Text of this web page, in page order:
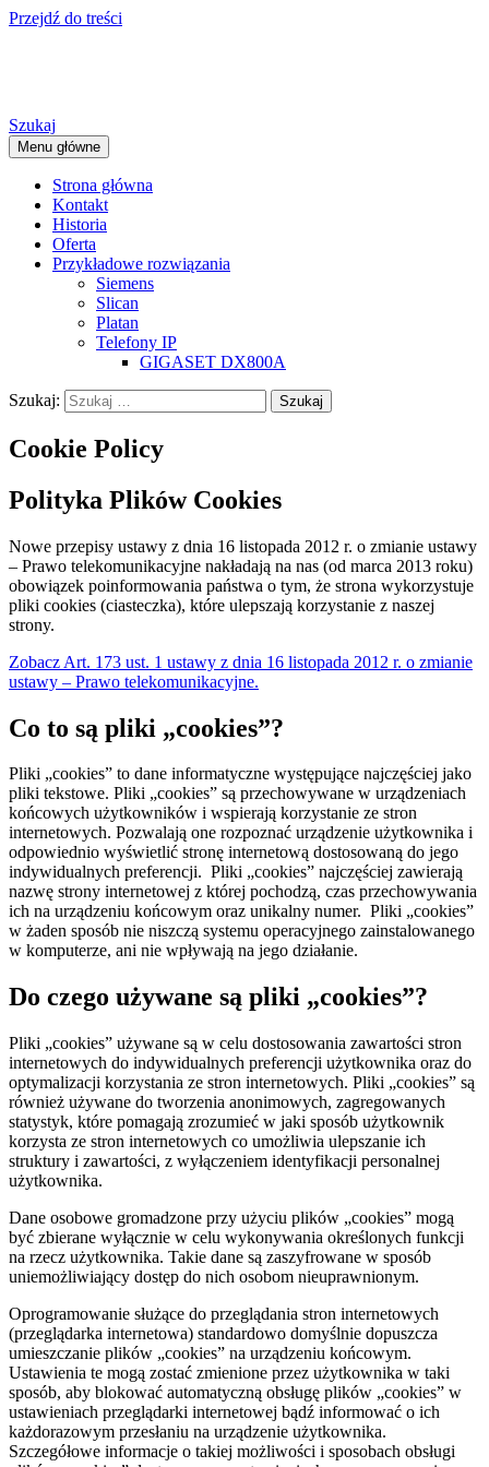
Przejdź do treści
Szukaj
Menu główne
Strona główna
Kontakt
Historia
Oferta
Przykładowe rozwiązania
Siemens
Slican
Platan
Telefony IP
GIGASET DX800A
Szukaj:
Cookie Policy
Polityka Plików Cookies
Nowe przepisy ustawy z dnia 16 listopada 2012 r. o zmianie ustawy
– Prawo telekomunikacyjne nakładają na nas (od marca 2013 roku)
obowiązek poinformowania państwa o tym, że strona wykorzystuje
pliki cookies (ciasteczka), które ulepszają korzystanie z naszej
strony.
Zobacz Art. 173 ust. 1 ustawy z dnia 16 listopada 2012 r. o zmianie
ustawy – Prawo telekomunikacyjne.
Co to są pliki „cookies”?
Pliki „cookies” to dane informatyczne występujące najczęściej jako
pliki tekstowe. Pliki „cookies” są przechowywane w urządzeniach
końcowych użytkowników i wspierają korzystanie ze stron
internetowych. Pozwalają one rozpoznać urządzenie użytkownika i
odpowiednio wyświetlić stronę internetową dostosowaną do jego
indywidualnych preferencji. Pliki „cookies” najczęściej zawierają
nazwę strony internetowej z której pochodzą, czas przechowywania
ich na urządzeniu końcowym oraz unikalny numer. Pliki „cookies”
w żaden sposób nie niszczą systemu operacyjnego zainstalowanego
w komputerze, ani nie wpływają na jego działanie.
Do czego używane są pliki „cookies”?
Pliki „cookies” używane są w celu dostosowania zawartości stron
internetowych do indywidualnych preferencji użytkownika oraz do
optymalizacji korzystania ze stron internetowych. Pliki „cookies” są
również używane do tworzenia anonimowych, zagregowanych
statystyk, które pomagają zrozumieć w jaki sposób użytkownik
korzysta ze stron internetowych co umożliwia ulepszanie ich
struktury i zawartości, z wyłączeniem identyfikacji personalnej
użytkownika.
Dane osobowe gromadzone przy użyciu plików „cookies” mogą
być zbierane wyłącznie w celu wykonywania określonych funkcji
na rzecz użytkownika. Takie dane są zaszyfrowane w sposób
uniemożliwiający dostęp do nich osobom nieuprawnionym.
Oprogramowanie służące do przeglądania stron internetowych
(przeglądarka internetowa) standardowo domyślnie dopuszcza
umieszczanie plików „cookies” na urządzeniu końcowym.
Ustawienia te mogą zostać zmienione przez użytkownika w taki
sposób, aby blokować automatyczną obsługę plików „cookies” w
ustawieniach przeglądarki internetowej bądź informować o ich
każdorazowym przesłaniu na urządzenie użytkownika.
Szczegółowe informacje o takiej możliwości i sposobach obsługi